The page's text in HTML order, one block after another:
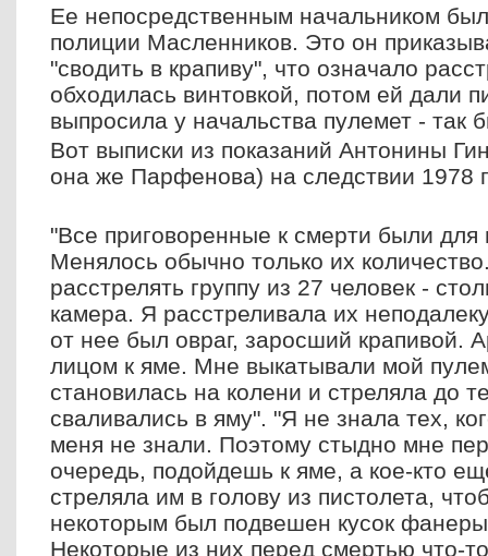
Ее непосредственным начальником
полиции Масленников. Это он
"сводить в крапиву", что означало
обходилась винтовкой, потом ей дали
выпросила у начальства пулемет - так
Вот выписки из показаний Антонины
она же Парфенова) на следствии 1978
"Все приговоренные к смерти были
Менялось обычно только их
расстрелять группу из 27 человек -
камера. Я расстреливала их
от нее был овраг, заросший крапивой.
лицом к яме. Мне выкатывали мой
становилась на колени и стреляла до
сваливались в яму". "Я не знала тех,
меня не знали. Поэтому стыдно мне
очередь, подойдешь к яме, а кое-кто
стреляла им в голову из пистолета,
некоторым был подвешен кусок
Некоторые из них перед смертью что-